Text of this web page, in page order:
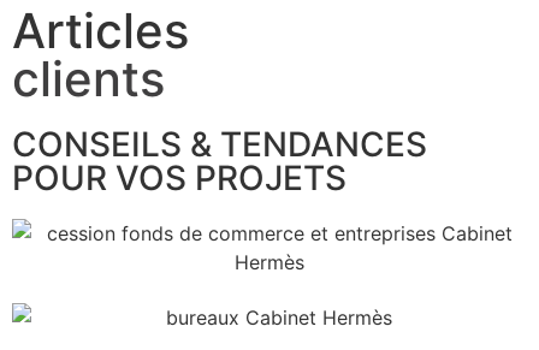
Articles
clients
CONSEILS & TENDANCES
POUR VOS PROJETS